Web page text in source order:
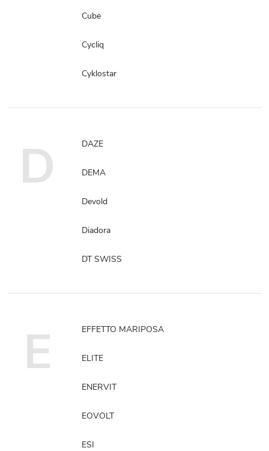
Cube
Cycliq
Cyklostar
D DAZE
DEMA
Devold
Diadora
DT SWISS
E EFFETTO MARIPOSA
ELITE
ENERVIT
EOVOLT
ESI